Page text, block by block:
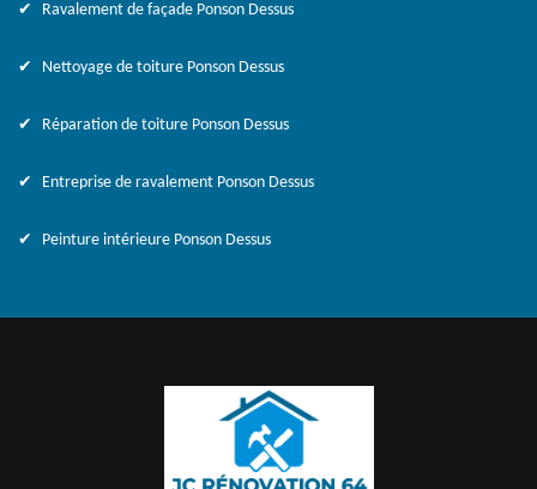
Ravalement de façade Ponson Dessus
Nettoyage de toiture Ponson Dessus
Réparation de toiture Ponson Dessus
Entreprise de ravalement Ponson Dessus
Peinture intérieure Ponson Dessus